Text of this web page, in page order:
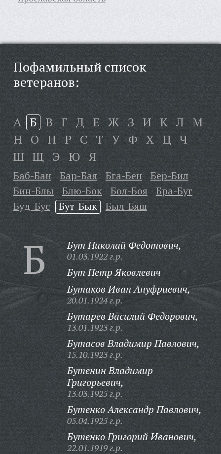
Пофамильный список
ветеранов:
А Б В Г Д Е Ж З И К Л М
Н О П Р С Т У Ф Х Ц Ч
Ш Щ Э Ю Я
Баб-Бан Бар-Бая Бга-Бен
Бер-Бил
Бин-Блы
Блю-Бок Бол-Боя
Бра-Буг
Буд-Бус
Бут-Бык Был-Бяш
Б Бут Николай Федотович,
01.03.1922 г.р.
Бут Петр Яковлевич
Бутаков Иван Ануфриевич,
20.01.1924 г.р.
Бутарев Василий Федорович,
13.01.1923 г.р.
Бутасов Владимир Павлович,
15.10.1923 г.р.
Бутенин Владимир
Григорьевич,
13.03.1925 г.р.
Бутенко Александр Павлович,
05.04.1925 г.р.
Бутенко Григорий Иванович,
22.01.1919 г.р.